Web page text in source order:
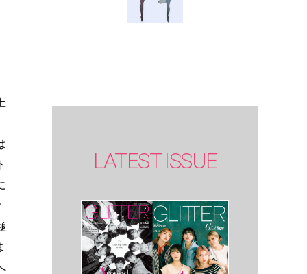
2023
LATEST ISSUE